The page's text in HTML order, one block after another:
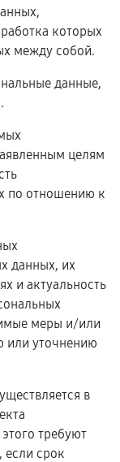
которых
между собой.
данные,
целям
по отношению к
данных, их
и актуальность
меры и/или
или уточнению
в
требуют
если срок